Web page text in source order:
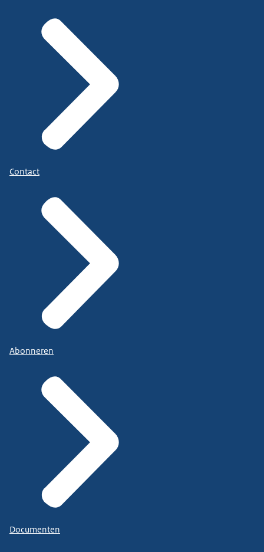
Contact
Abonneren
Documenten